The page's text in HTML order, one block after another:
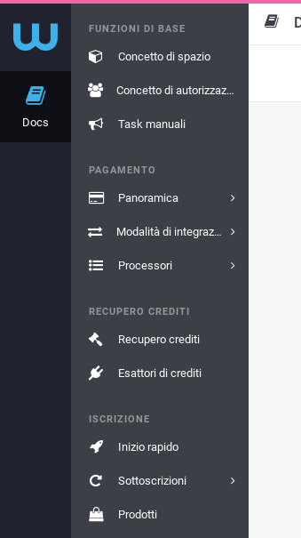
Docs
FUNZIONI DI BASE
Concetto di spazio
Concetto di autorizzazione
Task manuali
PAGAMENTO
Panoramica
Modalità di integrazione
Processori
RECUPERO CREDITI
Recupero crediti
Esattori di crediti
ISCRIZIONE
Inizio rapido
Sottoscrizioni
Prodotti